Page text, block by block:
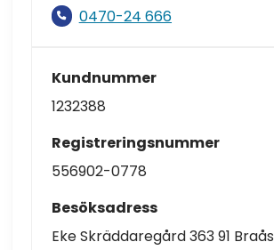
0470-24 666
Kundnummer
1232388
Registreringsnummer
556902-0778
Besöksadress
Eke Skräddaregård 363 91 Braås